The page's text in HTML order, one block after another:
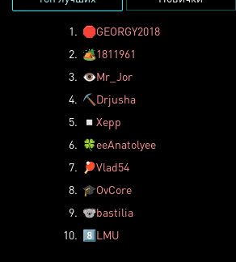
1. 🛑GEORGY2018
2. 🏕️1811961
3. 👁️Mr_Jor
4. ⛏️ Drjusha
5.
◽ Xepp
6. 🍀eeAnatolyee
7.
🏓Vlad54
8. 🎓OvCore
9. 🐨bastilia
10. 8️⃣LMU